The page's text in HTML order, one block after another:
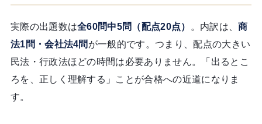
実際の出題数は全60問中5問（配点20点） 。内訳は、商
法1問・会社法4問 が一般的です。つまり、配点の大きい
民法・行政法ほどの時間は必要ありません。「出るとこ
ろを、正しく理解する」ことが合格への近道になりま
す。